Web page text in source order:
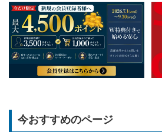
今おすすめのページ